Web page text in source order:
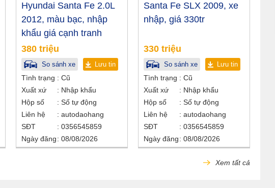
Hyundai Santa Fe 2.0L
2012, màu bạc, nhập
khẩu giá cạnh tranh
380 triệu
So sánh xe Lưu tin
Tình trạng
Cũ
Xuất xứ
Nhập khẩu
Hộp số
Số tự động
Liên hệ
autodaohang
SĐT
0356545859
Ngày đăng
08/08/2026
Santa Fe SLX 2009, xe
nhập, giá 330tr
330 triệu
So sánh xe Lưu tin
Tình trạng
Cũ
Xuất xứ
Nhập khẩu
Hộp số
Số tự động
Liên hệ
autodaohang
SĐT
0356545859
Ngày đăng
08/08/2026
Xem tất cả